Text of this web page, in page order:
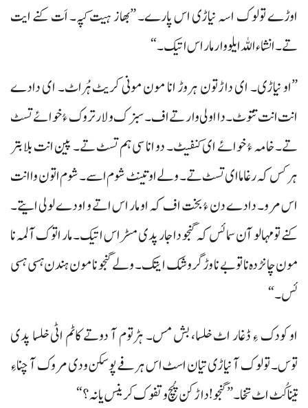
اوڑے تولوک اسہ نیاڑی اس پارے۔ ”بھاز ہیت کپہ۔ اَت کنے ایت
تے۔ انشاءاللہ ایلو وار مار اس اتیک۔“
”او نیاڑی۔ ای داڑتون ہروڑ انا مون مونی کریٹ ہُراٹ۔ ای دادے
انت انت تتوٹ۔ دا اولی وار تے اف۔ سبزک و لار تروک ءُ خوائے تسٹ
تے۔ خامہ ءُ خوائے ای کنفیٹ۔ دو انا سی ہم تسٹ تے۔ پین انت بلا بتر
ہرکس کہ رغاما ای تسٹ تے۔ ولے اوتینٹ شوم اسے۔ شوم اتون وا انت
اس مرو۔ دادے دن ءُ بخت اف کہ او مار اس اتے و اودے لولی ایتے۔
کنے تو مہالو آن سما ئس کہ گنجو داجار پدی مسڑاس اتیک۔ مار اتوک آ لمہ نا
مون چانڑدہ نا توبے نا وڑ گروشک ایتک۔ ولے گنجو نا مون ہندن ہسی ہسی
ئس۔“
او کودک ءِ ڈغار اٹ خلسا، بش مس۔ ہڑتوم آ دوتے کاٹم اٹی خلسا پدی
توس۔ تولوک آ نیاڑی تیان اسٹ اس ہرفے پوسکن ودی مروک آ چناءِ
تینا کُٹ اٹ تخا۔ ”گنجو! داڑکن پُچ و تفوک کرینس یا نہ؟“